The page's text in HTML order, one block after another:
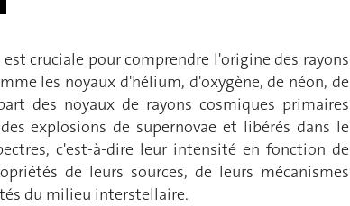
cruciale pour comprendre l'origine des rayons
les noyaux d'hélium, d'oxygène, de néon, de
des noyaux de rayons cosmiques primaires
explosions de supernovae et libérés dans le
c'est-à-dire leur intensité en fonction de
de leurs sources, de leurs mécanismes
du milieu interstellaire.